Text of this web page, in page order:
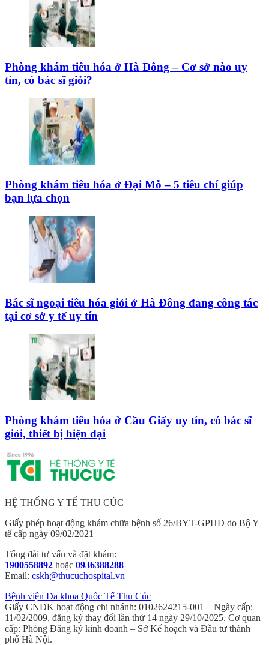
Phòng khám tiêu hóa ở Hà Đông – Cơ sở nào uy
tín, có bác sĩ giỏi?
Phòng khám tiêu hóa ở Đại Mỗ – 5 tiêu chí giúp
bạn lựa chọn
Bác sĩ ngoại tiêu hóa giỏi ở Hà Đông đang công tác
tại cơ sở y tế uy tín
Phòng khám tiêu hóa ở Cầu Giấy uy tín, có bác sĩ
giỏi, thiết bị hiện đại
HỆ THỐNG Y TẾ THU CÚC
Giấy phép hoạt động khám chữa bệnh số 26/BYT-GPHĐ do Bộ Y
tế cấp ngày 09/02/2021
Tổng đài tư vấn và đặt khám:
1900558892 hoặc 0936388288
Email: cskh@thucuchospital.vn
Bệnh viện Đa khoa Quốc Tế Thu Cúc
Giấy CNĐK hoạt động chi nhánh: 0102624215-001 – Ngày cấp:
11/02/2009, đăng ký thay đổi lần thứ 14 ngày 29/10/2025. Cơ quan
cấp: Phòng Đăng ký kinh doanh – Sở Kế hoạch và Đầu tư thành
phố Hà Nội.